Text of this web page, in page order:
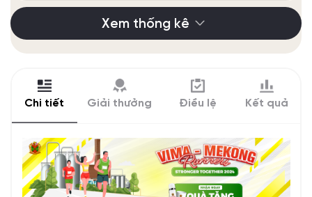
Xem thống kê
Chi tiết Giải thưởng Điều lệ Kết quả